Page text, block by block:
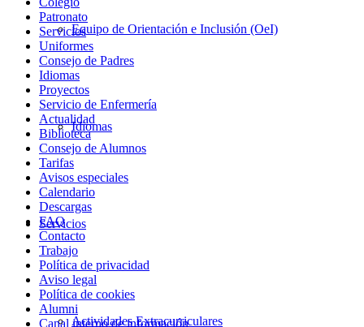
Equipo de Orientación e Inclusión (OeI)
Idiomas
Servicios
Actividades Extracurriculares
Patronato
Servicios
Uniformes
Consejo de Padres
Idiomas
Proyectos
Servicio de Enfermería
Actualidad
Biblioteca
Consejo de Alumnos
Tarifas
Avisos especiales
Calendario
Descargas
FAQ
Contacto
Trabajo
Política de privacidad
Aviso legal
Política de cookies
Alumni
Canal interno de información